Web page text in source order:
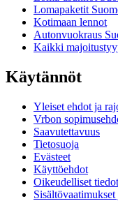
Lomapaketit
Kotimaan lennot
Autonvuokraus
Kaikki
Käytännöt
Yleiset ehdot ja
Vrbon
Saavutettavuus
Tietosuoja
Evästeet
Käyttöehdot
Oikeudelliset